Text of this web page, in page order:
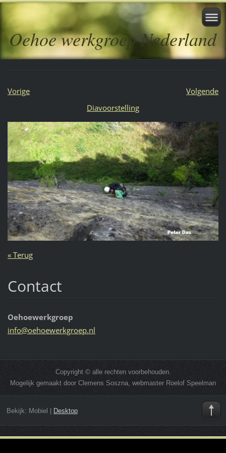
Oehoe werkgroep Nederland
Vorige
Volgende
Diavoorstelling
« Terug
Contact
Oehoewerkgroep
info@oehoewerkgroep.nl
Copyright © alle rechten voorbehouden.
Mogelijk gemaakt door Clemens Soszna, webmaster Roelof Speelman
Bekijk: Mobiel Desktop